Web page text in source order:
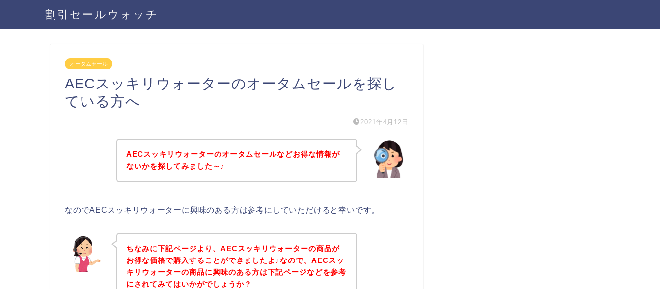
割引セールウォッチ
オータムセール
AECスッキリウォーターのオータムセールを探し
ている方へ
2021年4月12日
AECスッキリウォーターのオータムセールなどお得な情報が
ないかを探してみました～♪
なのでAECスッキリウォーターに興味のある方は参考にしていただけると幸いです。
ちなみに下記ページより、AECスッキリウォーターの商品が
お得な価格で購入することができましたよ♪なので、AECスッ
キリウォーターの商品に興味のある方は下記ページなどを参考
にされてみてはいかがでしょうか？